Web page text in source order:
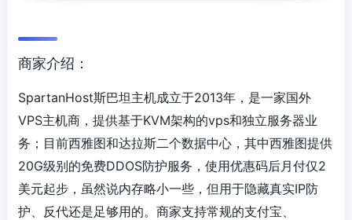
商家介绍：
SpartanHost斯巴坦主机成立于2013年，是一家国外
VPS主机商，提供基于KVM架构的vps和独立服务器业
务；目前西雅图和达拉斯二个数据中心，其中西雅图提供
20G级别的免费DDOS防护服务，使用优惠码后月付仅2
美元起步，虽然说内存略小一些，但用于隐藏真实IP防
护、反代还是足够用的。商家支持常规的支付宝、